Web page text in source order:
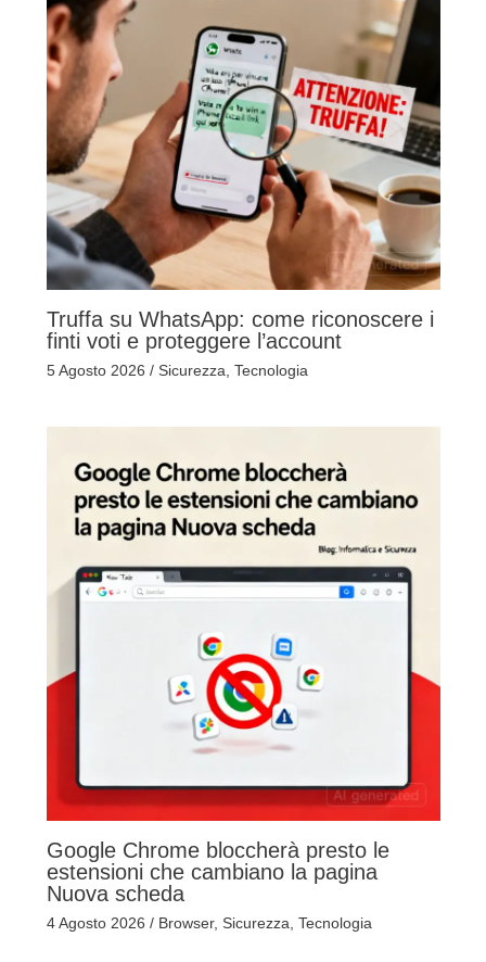
Truffa su WhatsApp: come riconoscere i
finti voti e proteggere l’account
5 Agosto 2026 / Sicurezza Tecnologia
Google Chrome bloccherà presto le
estensioni che cambiano la pagina
Nuova scheda
4 Agosto 2026 / Browser, Sicurezza Tecnologia